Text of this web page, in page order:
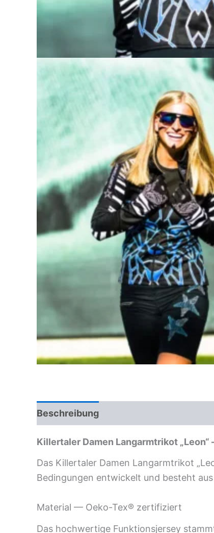
Beschreibung
Killertaler Damen Langarmtrikot „Leon“
Das Killertaler Damen Langarmtrikot
Bedingungen entwickelt und besteht
Material — Oeko-Tex® zertifiziert
Das hochwertige Funktionsjersey